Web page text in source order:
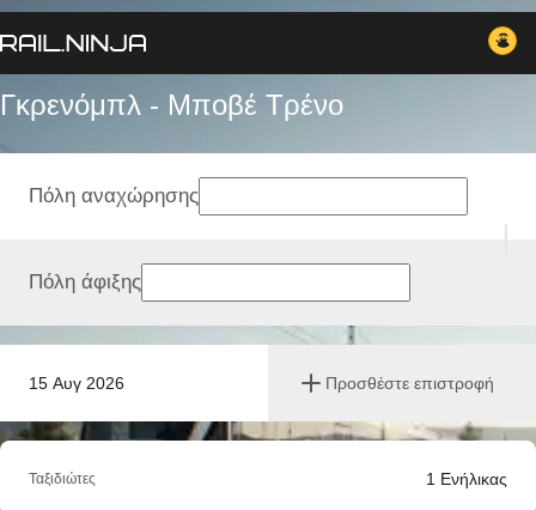
Γκρενόμπλ - Μποβέ Tρένο
15 Αυγ 2026 Προσθέστε επιστροφή
Πόλη αναχώρησης
Πόλη άφιξης
Ταξιδιώτες 1 Ενήλικας